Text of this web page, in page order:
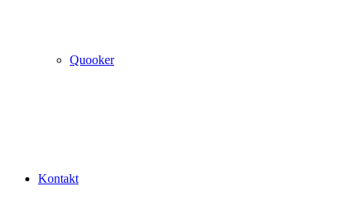
Quooker
Kontakt